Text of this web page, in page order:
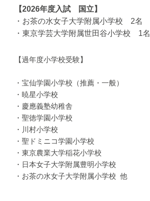
【2026年度入試 国立】
・お茶の水女子大学附属小学校 2名
・東京学芸大学附属世田谷小学校 1名
【過年度小学校受験】
・宝仙学園小学校（推薦・一般）
・暁星小学校
・慶應義塾幼稚舎
・聖徳学園小学校
・川村小学校
・聖ドミニコ学園小学校
・東京農業大学稲花小学校
・日本女子大学附属豊明小学校
・お茶の水女子大学附属小学校 他